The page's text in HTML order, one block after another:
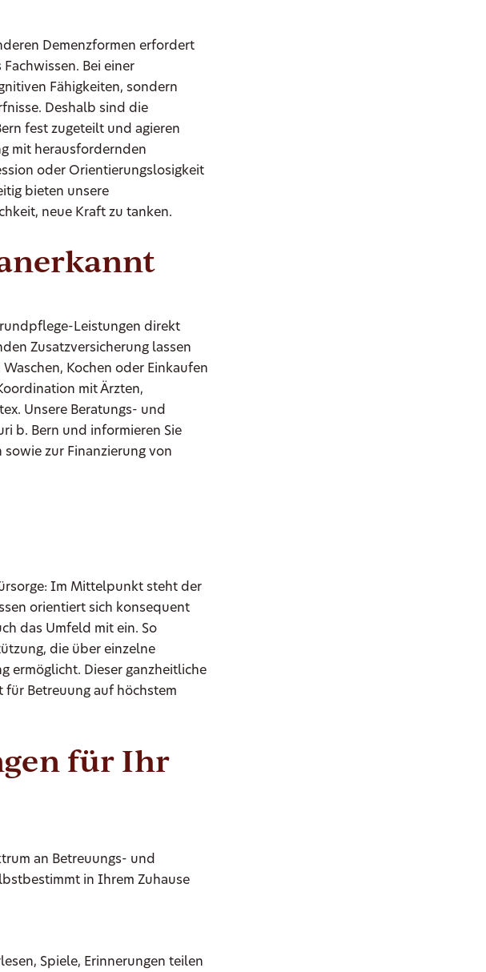
Demenzformen erfordert
Bei einer
Fähigkeiten, sondern
Deshalb sind die
fest zugeteilt und agieren
mit herausfordernden
oder Orientierungslosigkeit
bieten unsere
neue Kraft zu tanken.
Leistungen direkt
Zusatzversicherung lassen
Kochen oder Einkaufen
mit Ärzten,
Unsere Beratungs- und
b. Bern und informieren Sie
zur Finanzierung von
Im Mittelpunkt steht der
orientiert sich konsequent
das Umfeld mit ein. So
die über einzelne
ermöglicht. Dieser ganzheitliche
für Betreuung auf höchstem
für Ihr
an Betreuungs- und
in Ihrem Zuhause
Spiele, Erinnerungen teilen